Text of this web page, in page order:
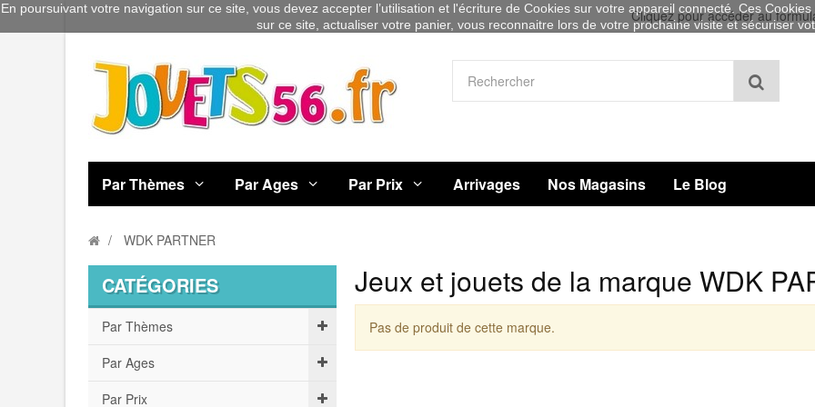
Cliquez pour accéder au
Par Thèmes Par Ages Par Prix Arrivages Nos Magasins Le Blog
WDK PARTNER
CATÉGORIES
Par Thèmes
Par Ages
Par Prix
Jeux et jouets de la marque WDK
Pas de produit de cette marque.
En poursuivant votre navigation sur ce site, vous devez accepter l’utilisation et l'écriture de Cookies sur votre appareil connecté. Ces
sur ce site, actualiser votre panier, vous reconnaitre lors de votre prochaine visite et sécuriser